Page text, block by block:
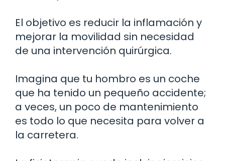
El objetivo es reducir la inflamación y
mejorar la movilidad sin necesidad
de una intervención quirúrgica.
Imagina que tu hombro es un coche
que ha tenido un pequeño accidente;
a veces, un poco de mantenimiento
es todo lo que necesita para volver a
la carretera.